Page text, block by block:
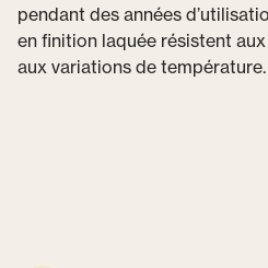
pendant des années
en finition laquée résistent
aux variations de température.